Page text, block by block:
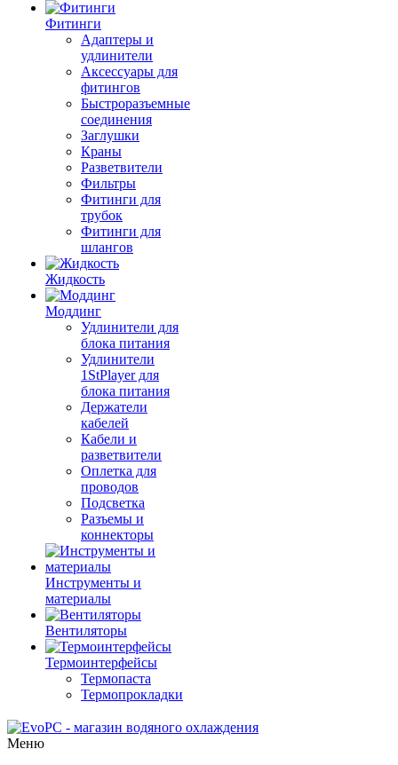
Фитинги
Адаптеры и
удлинители
Аксессуары для
фитингов
Быстроразъемные
соединения
Заглушки
Краны
Разветвители
Фильтры
Фитинги для
трубок
Фитинги для
шлангов
Жидкость
Моддинг
Удлинители для
блока питания
Удлинители
1StPlayer для
блока питания
Держатели
кабелей
Кабели и
разветвители
Оплетка для
проводов
Подсветка
Разъемы и
коннекторы
Инструменты и
материалы
Вентиляторы
Термоинтерфейсы
Термопаста
Термопрокладки
Меню